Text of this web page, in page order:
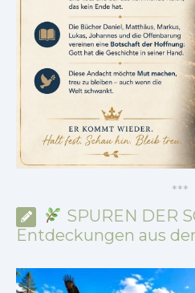
***
SPUREN DER
Entdeckungen aus